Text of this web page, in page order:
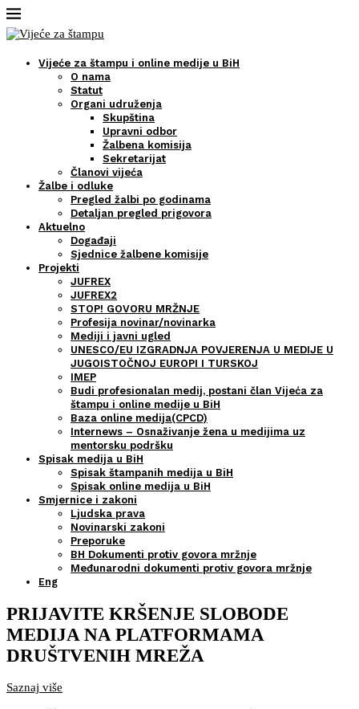
Vijeće za štampu i online medije u BiH
O nama
Statut
Organi udruženja
Skupština
Upravni odbor
Žalbena komisija
Sekretarijat
Članovi vijeća
Žalbe i odluke
Pregled žalbi po godinama
Detaljan pregled prigovora
Aktuelno
Događaji
Sjednice žalbene komisije
Projekti
JUFREX
JUFREX2
STOP! GOVORU MRŽNJE
Profesija novinar/novinarka
Mediji i javni ugled
UNESCO/EU IZGRADNJA POVJERENJA U MEDIJE U
JUGOISTOČNOJ EUROPI I TURSKOJ
IMEP
Budi profesionalan medij, postani član Vijeća za
štampu i online medije u BiH
Baza online medija(CPCD)
Internews – Osnaživanje žena u medijima uz
mentorsku podršku
Spisak medija u BiH
Spisak štampanih medija u BiH
Spisak online medija u BiH
Smjernice i zakoni
Ljudska prava
Novinarski zakoni
Preporuke
BH Dokumenti protiv govora mržnje
Međunarodni dokumenti protiv govora mržnje
Eng
PRIJAVITE KRŠENJE SLOBODE
MEDIJA NA PLATFORMAMA
DRUŠTVENIH MREŽA
Saznaj više